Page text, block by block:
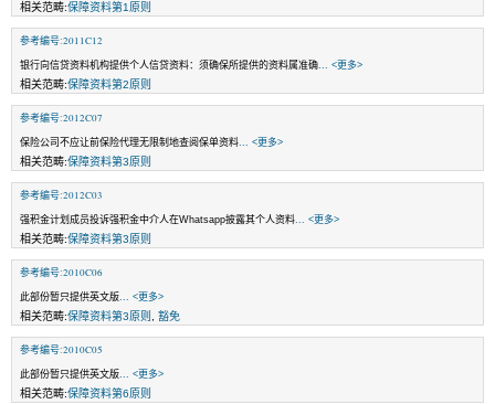
相关范畴:保障资料第1原则
参考编号:2011C12
银行向信贷资料机构提供个人信贷资料：须确保所提供的资料属准确 ... <更多>
相关范畴:保障资料第2原则
参考编号:2012C07
保险公司不应让前保险代理无限制地查阅保单资料 ... <更多>
相关范畴:保障资料第3原则
参考编号:2012C03
强积金计划成员投诉强积金中介人在Whatsapp披露其个人资料 ... <更多>
相关范畴:保障资料第3原则
参考编号:2010C06
此部份暂只提供英文版 ... <更多>
相关范畴:保障资料第3原则 豁免
参考编号:2010C05
此部份暂只提供英文版 ... <更多>
相关范畴:保障资料第6原则